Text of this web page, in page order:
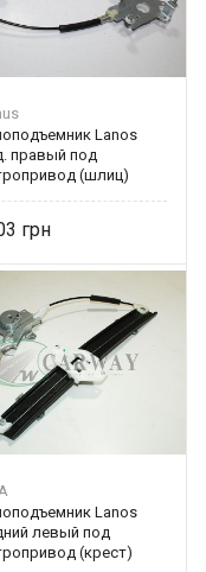
Lanos
правый под
(шлиц)
Lanos
левый под
(крест)